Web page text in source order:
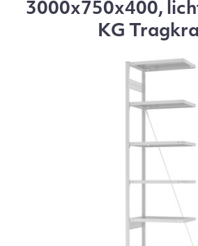
3000x750x400,
KG